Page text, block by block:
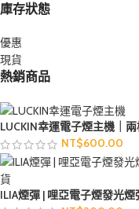
庫存狀態
優惠
現貨
熱銷商品
LUCKIN幸運電子煙主機｜兩
NT$600.00
ILIA煙彈 | 哩亞電子煙發光煙